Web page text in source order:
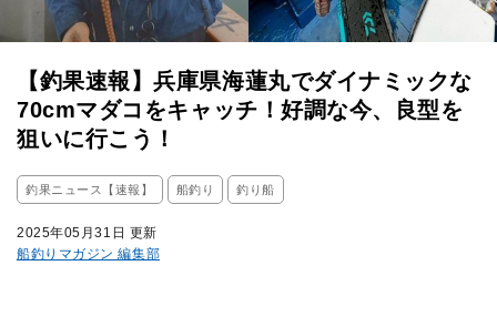
【釣果速報】兵庫県海蓮丸でダイナミックな
70cmマダコをキャッチ！好調な今、良型を
狙いに行こう！
釣果ニュース【速報】 船釣り 釣り船
2025年05月31日 更新
船釣りマガジン 編集部